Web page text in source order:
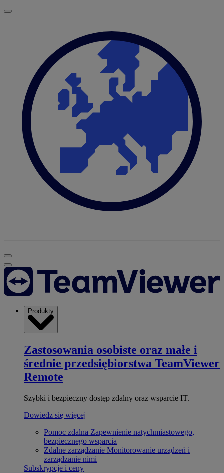
Produkty
Zastosowania osobiste oraz małe i
średnie przedsiębiorstwa TeamViewer
Remote
Szybki i bezpieczny dostęp zdalny oraz wsparcie IT.
Dowiedz się więcej
Pomoc zdalna Zapewnienie natychmiastowego,
bezpiecznego wsparcia
Zdalne zarządzanie Monitorowanie urządzeń i
zarządzanie nimi
Subskrypcje i ceny